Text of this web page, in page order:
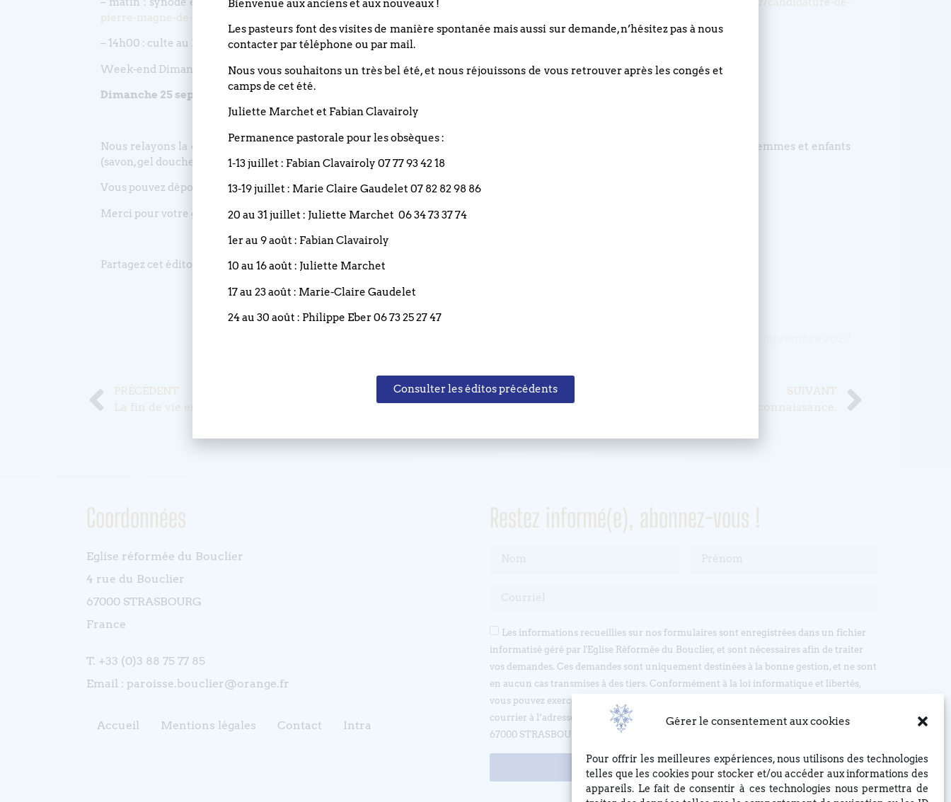
Gérer le consentement aux cookies
Pour offrir les meilleures expériences, nous utilisons des technologies
telles que les cookies pour stocker et/ou accéder aux informations des
appareils. Le fait de consentir à ces technologies nous permettra de
pierre-magne-de-la-croix/
– 14h00 : culte au Bouclier pour l’installation du nouveau conseil synodal. Bienvenue à tout le monde
Week-end Dimanche en Fête dans les Vosges avec toute l’équipe !
Dimanche 25 septembre : culte en présence et sur
Nous relayons la demande du CSP (Centre Social Protestant) qui a un besoin urgent de produits hygiéniques pour hommes, femmes et enfants
(savon, gel douche, brosses à dents, tampons, serviettes hygiéniques, couches…)
Vous pouvez déposer vos dons au secrétariat aux horaires d’ouverture et au début du culte.
Merci pour votre générosité.
Partagez cet édito
PRÉCÉDENT
La fin de vie est la vie
SUIVANT
Bravo… et Merci ! Des félicitations à la reconnaissance.
Coordonnées
Eglise réformée du Bouclier
4 rue du Bouclier
67000 STRASBOURG
France
T. +33 (0)3 88 75 77 85
Email : paroisse.bouclier@orange.fr
Accueil Mentions légales Contact Intra
Restez informé(e), abonnez-vous !
Les informations recueillies sur nos formulaires sont enregistrées dans un fichier
informatisé géré par l'Eglise Réformée du Bouclier, et sont nécessaires afin de traiter
vos demandes. Ces demandes sont uniquement destinées à la bonne gestion, et ne sont
en aucun cas transmises à des tiers. Conformément à la loi informatique et libertés,
vous pouvez exercer votre droit d’accès, d’opposition et de rectification, en écrivant par
courrier à l’adresse suivante : EGLISE REFORMEE DU BOUCLIER, 4 rue du Bouclier,
67000 STRASBOURG ou en écrivant à eglise(at)lebouclier.fr
Je m'abonne
Bienvenue aux anciens et aux nouveaux !
Les pasteurs font des visites de manière spontanée mais aussi sur demande, n’hésitez pas à nous
contacter par téléphone ou par mail.
Nous vous souhaitons un très bel été, et nous réjouissons de vous retrouver après les congés et
camps de cet été.
Juliette Marchet et Fabian Clavairoly
Permanence pastorale pour les obsèques :
1-13 juillet : Fabian Clavairoly 07 77 93 42 18
13-19 juillet : Marie Claire Gaudelet 07 82 82 98 86
20 au 31 juillet : Juliette Marchet 06 34 73 37 74
1er au 9 août : Fabian Clavairoly
10 au 16 août : Juliette Marchet
17 au 23 août : Marie-Claire Gaudelet
24 au 30 août : Philippe Eber 06 73 25 27 47
Consulter les éditos précédents